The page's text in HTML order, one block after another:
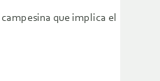
que implica el